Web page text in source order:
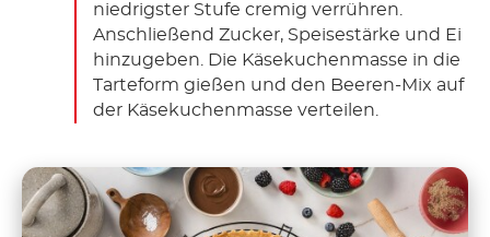
niedrigster Stufe cremig verrühren.
Anschließend Zucker, Speisestärke und Ei
hinzugeben. Die Käsekuchenmasse in die
Tarteform gießen und den Beeren-Mix auf
der Käsekuchenmasse verteilen.